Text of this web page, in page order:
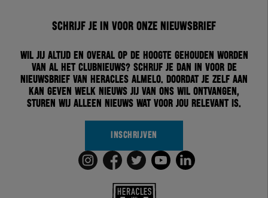
Schrijf je in voor onze nieuwsbrief
Wil jij altijd en overal op de hoogte gehouden worden
van al het clubnieuws? Schrijf je dan in voor de
nieuwsbrief van Heracles Almelo. Doordat je zelf aan
kan geven welk nieuws jij van ons wil ontvangen,
sturen wij alleen nieuws wat voor jou relevant is.
INSCHRIJVEN